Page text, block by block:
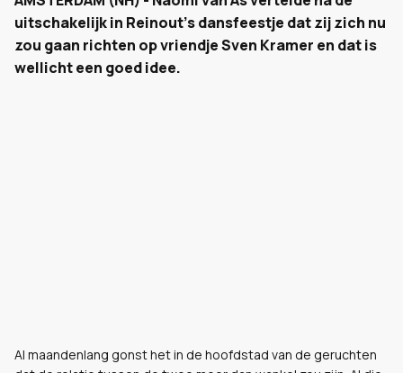
uitschakelijk in Reinout's dansfeestje dat zij zich nu
zou gaan richten op vriendje Sven Kramer en dat is
wellicht een goed idee.
Al maandenlang gonst het in de hoofdstad van de geruchten